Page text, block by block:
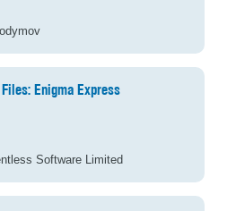
Enigma Express
Software Limited